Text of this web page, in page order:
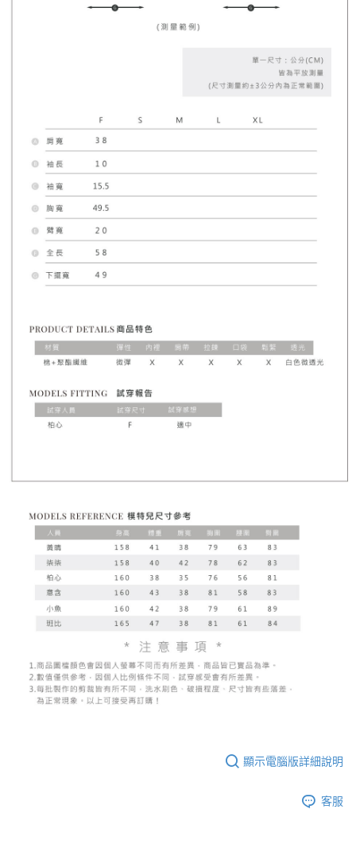
顯示電腦版詳細說明
客服